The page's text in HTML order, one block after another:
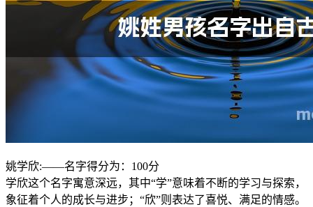
姚学欣:——名字得分为：100分
学欣这个名字寓意深远，其中“学”意味着不断的学习与探索，
象征着个人的成长与进步；“欣”则表达了喜悦、满足的情感。